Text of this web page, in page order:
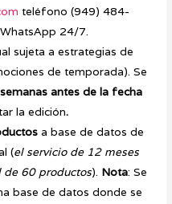
teléfono (949) 484-
24/7.
sujeta a estrategias de
de temporada). Se
antes de la fecha
la edición.
a base de datos de
(el servicio de 12 meses
de 60 productos). Nota: Se
base de datos donde se